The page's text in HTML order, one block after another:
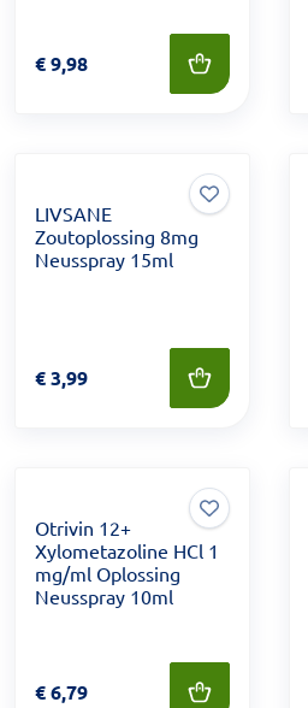
Prijs: € 9,98
€9,98
LIVSANE
Zoutoplossing 8mg
Neusspray 15ml
Prijs: € 3,99
€3,99
Otrivin 12+
Xylometazoline HCl 1
mg/ml Oplossing
Neusspray 10ml
Prijs: € 6,79
€6,79